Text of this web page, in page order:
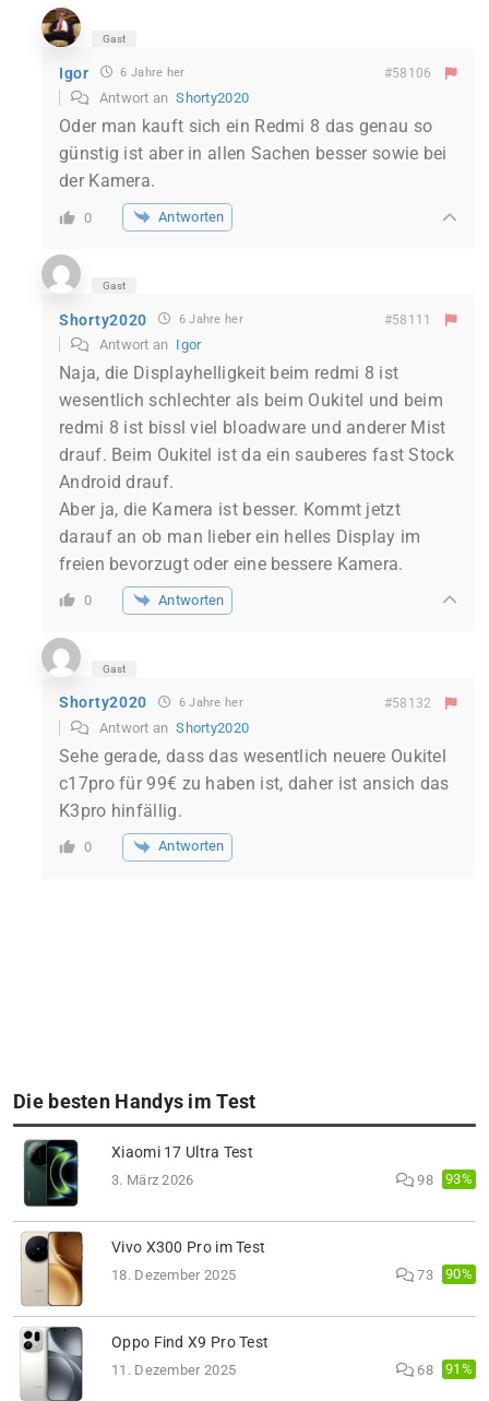
Gast
Igor 6 Jahre her #58106
Antwort anShorty2020
Oder man kauft sich ein Redmi 8 das genau so
günstig ist aber in allen Sachen besser sowie bei
der Kamera.
0 Antworten
Gast
Shorty2020 6 Jahre her #58111
Antwort an Igor
Naja, die Displayhelligkeit beim redmi 8 ist
wesentlich schlechter als beim Oukitel und beim
redmi 8 ist bissl viel bloadware und anderer Mist
drauf. Beim Oukitel ist da ein sauberes fast Stock
Android drauf.
Aber ja, die Kamera ist besser. Kommt jetzt
darauf an ob man lieber ein helles Display im
freien bevorzugt oder eine bessere Kamera.
0 Antworten
Gast
Shorty2020 6 Jahre her #58132
Antwort anShorty2020
Sehe gerade, dass das wesentlich neuere Oukitel
c17pro für 99€ zu haben ist, daher ist ansich das
K3pro hinfällig.
0 Antworten
Die besten Handys im Test
Xiaomi 17 Ultra Test
3. März 2026 98 93%
Vivo X300 Pro im Test
18. Dezember 2025 73 90%
Oppo Find X9 Pro Test
11. Dezember 2025 68 91%